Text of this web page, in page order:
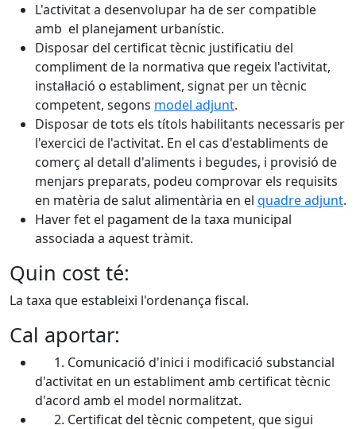
L'activitat a desenvolupar ha de ser compatible
amb el planejament urbanístic.
Disposar del certificat tècnic justificatiu del
compliment de la normativa que regeix l'activitat,
instal·lació o establiment, signat per un tècnic
competent, segons model adjunt.
Disposar de tots els títols habilitants necessaris per
l'exercici de l'activitat. En el cas d'establiments de
comerç al detall d'aliments i begudes, i provisió de
menjars preparats, podeu comprovar els requisits
en matèria de salut alimentària en el quadre adjunt.
Haver fet el pagament de la taxa municipal
associada a aquest tràmit.
Quin cost té:
La taxa que estableixi l'ordenança fiscal.
Cal aportar:
1. Comunicació d'inici i modificació substancial
d'activitat en un establiment amb certificat tècnic
d'acord amb el model normalitzat.
2. Certificat del tècnic competent, que sigui